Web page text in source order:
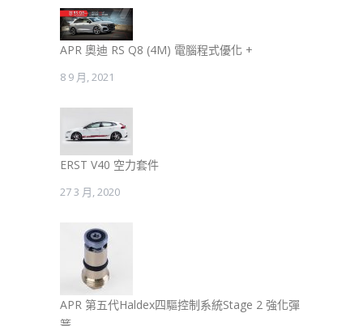
APR 奧迪 RS Q8 (4M) 電腦程式優化 +
8 9 月, 2021
ERST V40 空力套件
27 3 月, 2020
APR 第五代Haldex四驅控制系統Stage 2 強化彈